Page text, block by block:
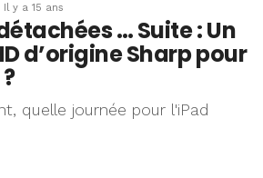
Il y a 15 ans
… Suite : Un
d’origine Sharp pour
quelle journée pour l'iPad